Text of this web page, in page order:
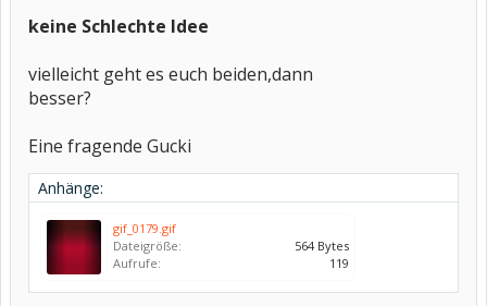
keine Schlechte Idee
vielleicht geht es euch beiden,dann
besser?
Eine fragende Gucki
Anhänge:
gif_0179.gif
Dateigröße:
564 Bytes
Aufrufe:
119